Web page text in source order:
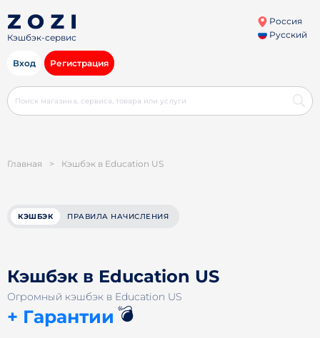
Кэшбэк-сервис
Россия
Русский
Вход Регистрация
Главная > Кэшбэк в Education US
КЭШБЭК ПРАВИЛА НАЧИСЛЕНИЯ
Кэшбэк в Education US
Огромный кэшбэк в Education US
+ Гарантии 💣